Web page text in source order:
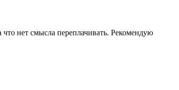
нет смысла переплачивать. Рекомендую